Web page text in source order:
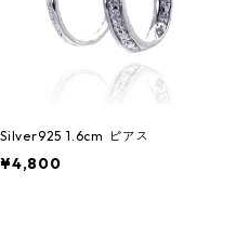
Silver925 1.6cm ピアス
¥4,800